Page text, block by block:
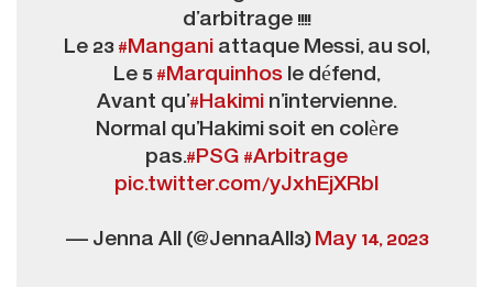
d’arbitrage !!!!
Le 23#Mangani attaque Messi, au sol,
Le 5#Marquinhos le défend,
Avant qu’#Hakimi n’intervienne.
Normal qu’Hakimi soit en colère
pas.#PSG #Arbitrage
pic.twitter.com/yJxhEjXRbI
— Jenna All (@JennaAll3)May 14, 2023